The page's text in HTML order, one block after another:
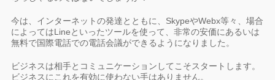
今は、インターネットの発達とともに、SkypeやWebx等々、場合
によってはLineといったツールを使って、非常の安価にあるいは
無料で国際電話での電話会議ができるようになりました。
ビジネスは相手とコミュニケーションしてこそスタートします。
ビジネスにこれを有効に使わない手はありません。